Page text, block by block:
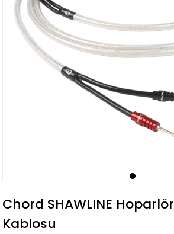
Chord SHAWLINE Hoparlör
Kablosu